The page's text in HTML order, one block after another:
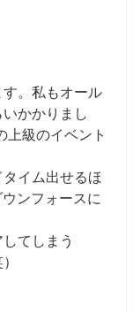
。私もオール
かかりまし
級のイベント
イム出せるほ
ンフォースに
てしまう